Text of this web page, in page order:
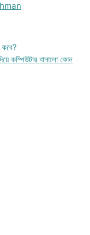
কবে?
কম্পিউটার বানালো কোন